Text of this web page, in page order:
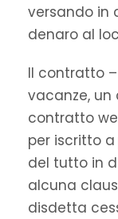
versando in
denaro al
Il contratto
vacanze,
contratto
per iscritto
del tutto in
alcuna
disdetta